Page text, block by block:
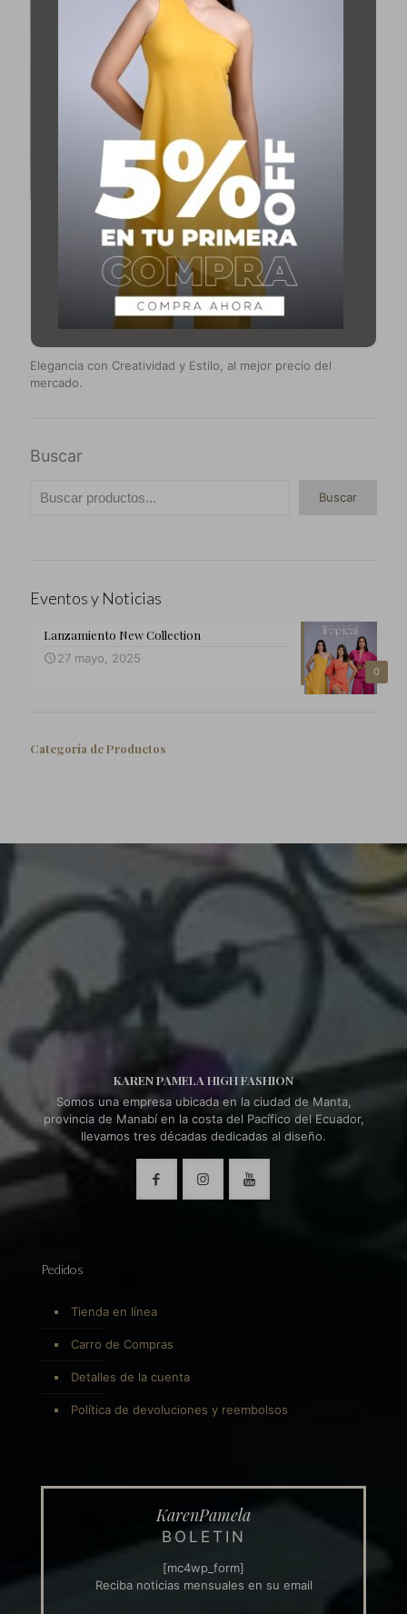
Conjunto Navia
42,99
Karen Pamela
Elegancia con Creatividad y Estilo, al mejor precio del
mercado.
Buscar
Buscar
Eventos y Noticias
0
Lanzamiento New Collection
27 mayo, 2025
Categoría de Productos
KAREN PAMELA HIGH FASHION
Somos una empresa ubicada en la ciudad de Manta,
provincia de Manabí en la costa del Pacífico del Ecuador,
llevamos tres décadas dedicadas al diseño.
Pedidos
Tienda en línea
Carro de Compras
Detalles de la cuenta
Política de devoluciones y reembolsos
KarenPamela
BOLETIN
[mc4wp_form]
Reciba noticias mensuales en su email